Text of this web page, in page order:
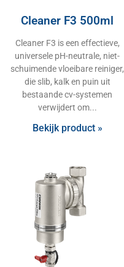
Cleaner F3 500ml
Cleaner F3 is een effectieve,
universele pH-neutrale, niet-
schuimende vloeibare reiniger,
die slib, kalk en puin uit
bestaande cv-systemen
verwijdert om
Bekijk product »